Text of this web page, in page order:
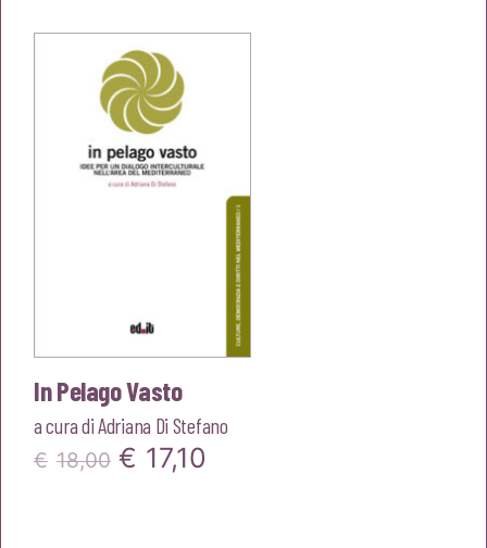
era:
€22,00.
In Pelago Vasto
a cura diAdriana Di Stefano
€ 18,00 Il
€ 17,10